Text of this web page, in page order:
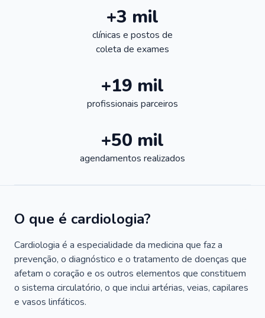
+3 mil
clínicas e postos de
coleta de exames
+19 mil
profissionais parceiros
+50 mil
agendamentos realizados
O que é cardiologia?
Cardiologia é a especialidade da medicina que faz a
prevenção, o diagnóstico e o tratamento de doenças que
afetam o coração e os outros elementos que constituem
o sistema circulatório, o que inclui artérias, veias, capilares
e vasos linfáticos.